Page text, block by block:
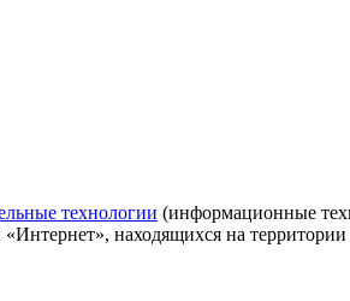
технологии (информационные
находящихся на